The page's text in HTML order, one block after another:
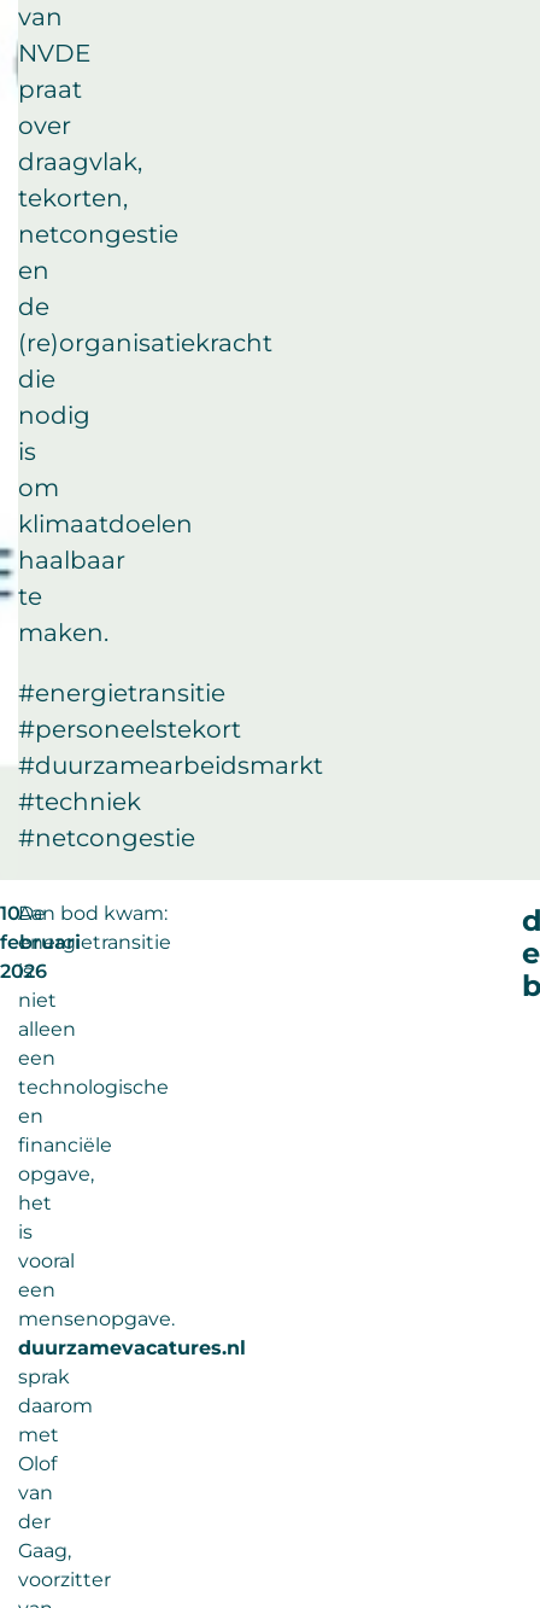
van
NVDE
praat
over
draagvlak,
tekorten,
netcongestie
en
de
(re)organisatiekracht
die
nodig
is
om
klimaatdoelen
haalbaar
te
maken.
#energietransitie
#personeelstekort
#duurzamearbeidsmarkt
#techniek
#netcongestie
10
februari
2026
De
energietransitie
is
niet
alleen
een
technologische
en
financiële
opgave,
het
is
vooral
een
mensenopgave.
duurzamevacatures.nl
sprak
daarom
met
Olof
van
der
Gaag,
voorzitter
Aan bod kwam: